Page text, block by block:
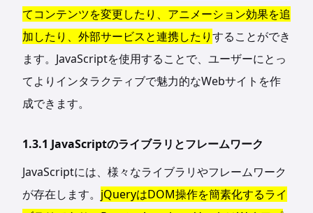
てコンテンツを変更したり、アニメーション効果を追
加したり、外部サービスと連携したりすることができ
ます。JavaScriptを使用することで、ユーザーにとっ
てよりインタラクティブで魅力的なWebサイトを作
成できます。
1.3.1 JavaScriptのライブラリとフレームワーク
JavaScriptには、様々なライブラリやフレームワーク
が存在します。 jQueryはDOM操作を簡素化するライ